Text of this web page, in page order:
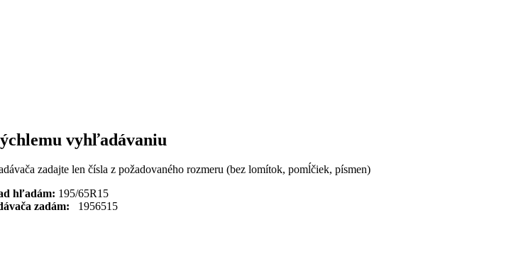
vyhľadávaniu
zadajte len čísla z požadovaného rozmeru (bez lomítok, pomĺčiek, písmen)
hľadám: 195/65R15
zadám: 1956515